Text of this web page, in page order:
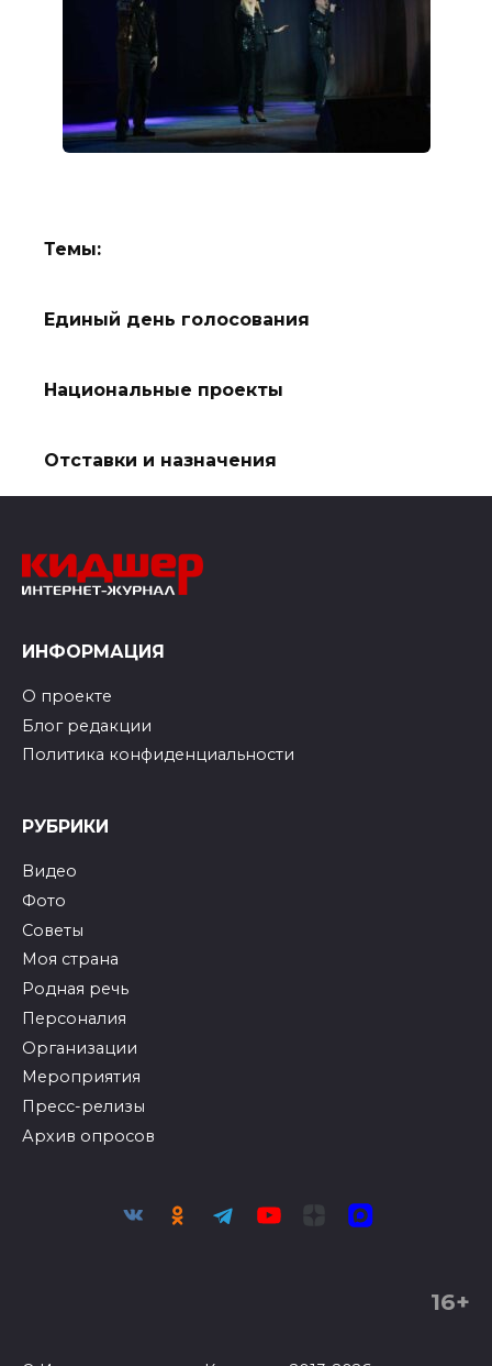
Темы:
Единый день голосования
Национальные проекты
Отставки и назначения
ИНФОРМАЦИЯ
О проекте
Блог редакции
Политика конфиденциальности
РУБРИКИ
Видео
Фото
Советы
Моя страна
Родная речь
Персоналия
Организации
Мероприятия
Пресс-релизы
Архив опросов
16+